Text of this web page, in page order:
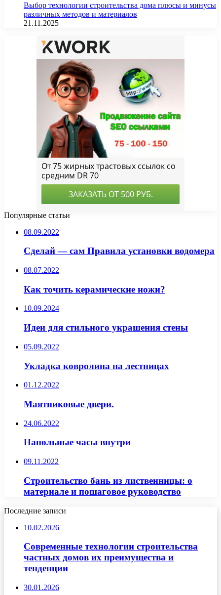
Выбор технологии строительства дома плюсы и минусы
различных методов и материалов
21.11.2025
Популярные статьи
08.09.2022
Сделай — сам Правила установки водомера
08.07.2022
Как точить керамические ножи?
10.09.2024
Идеи для стильного украшения стены
05.09.2022
Укладка ковролина на лестницах
01.12.2022
Маятниковые двери.
24.06.2022
Напольные часы внутри
09.11.2022
Строительство бань из лиственницы: о
материале и пошаговое руководство
Последние записи
10.02.2026
Современные технологии строительства
частных домов их преимущества и
тенденции
30.01.2026